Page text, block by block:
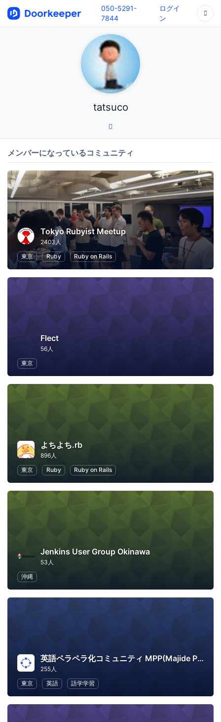
050-5291-
7844
ログイ
ン
tatsuco
メンバーになっているコミュニティ
Tokyo Rubyist Meetup
2403人
東京
Ruby Ruby on Rails
Flect
56人
東京
よちよち.rb
896人
東京
Ruby Ruby on Rails
Jenkins User Group Okinawa
53人
沖縄
英語ペラペラ化コミュニティ MPP(Majide Perapera Project)
255人
東京
英語 語学学習